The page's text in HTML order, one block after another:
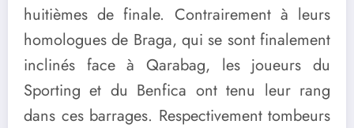
huitièmes de finale. Contrairement à leurs
homologues de Braga, qui se sont finalement
inclinés face à Qarabag, les joueurs du
Sporting et du Benfica ont tenu leur rang
dans ces barrages. Respectivement tombeurs